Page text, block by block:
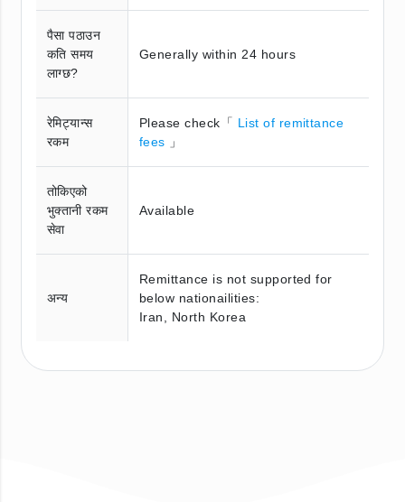
पैसा पठाउन
कति समय
लाग्छ?
Generally within 24 hours
रेमिट्यान्स
रकम
Please check「 List of remittance
fees
」
तोकिएको
भुक्तानी रकम
सेवा
Available
अन्य
Remittance is not supported for
below nationailities:
Iran, North Korea